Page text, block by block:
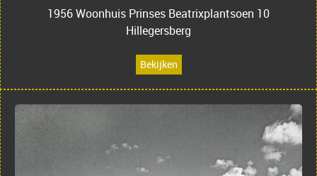
1956 Woonhuis Prinses Beatrixplantsoen 10
Hillegersberg
Bekijken